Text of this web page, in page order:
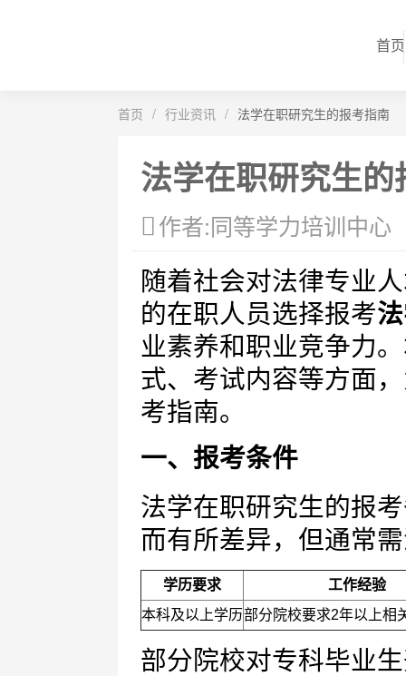
首页
首页 / 行业资讯 / 法学在职研究生的报考指南
法学在职研究生的
作者:同等学力培训中心
随着社会对法律专业
的在职人员选择报考
业素养和职业竞争力
式、考试内容等方面
考指南。
一、报考条件
法学在职研究生的报
而有所差异，但通常
学历要求
工作经验
本科及以上学历部分院校要求2年以上相
部分院校对专科毕业